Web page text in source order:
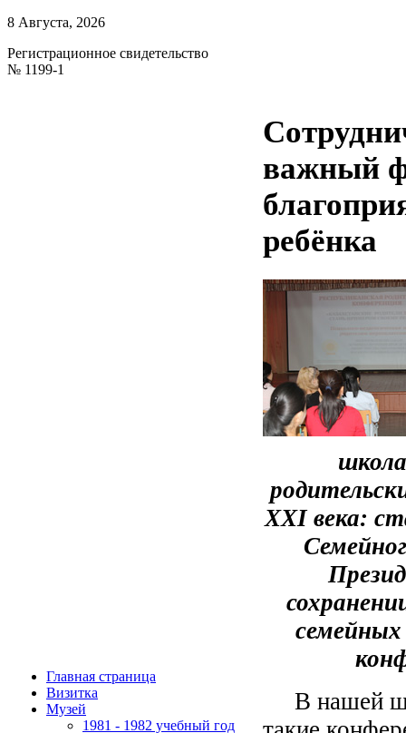
8 Августа, 2026
Регистрационное свидетельство
№ 1199-1
Главная страница
Визитка
Музей
1981 - 1982 учебный год
важный
ребёнка
XXI века:
В нашей